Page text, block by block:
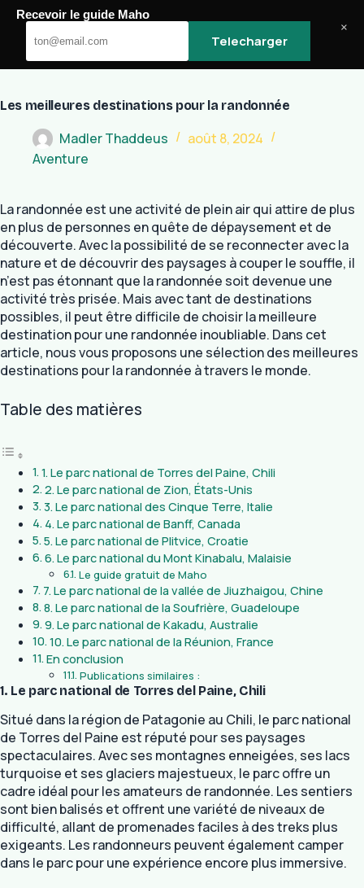
Passer
contenu
Maho
Les meilleures destinations pour la randonnée
Madler Thaddeus
août 8, 2024
Aventure
La randonnée est une activité de plein air qui attire de plus
en plus de personnes en quête de dépaysement et de
découverte. Avec la possibilité de se reconnecter avec la
nature et de découvrir des paysages à couper le souffle, il
n’est pas étonnant que la randonnée soit devenue une
activité très prisée. Mais avec tant de destinations
possibles, il peut être difficile de choisir la meilleure
destination pour une randonnée inoubliable. Dans cet
article, nous vous proposons une sélection des meilleures
destinations pour la randonnée à travers le monde.
Table des matières
1. Le parc national de Torres del Paine, Chili
2. Le parc national de Zion, États-Unis
3. Le parc national des Cinque Terre, Italie
4. Le parc national de Banff, Canada
5. Le parc national de Plitvice, Croatie
6. Le parc national du Mont Kinabalu, Malaisie
Le guide gratuit de Maho
7. Le parc national de la vallée de Jiuzhaigou, Chine
8. Le parc national de la Soufrière, Guadeloupe
9. Le parc national de Kakadu, Australie
10. Le parc national de la Réunion, France
En conclusion
Publications similaires :
1. Le parc national de Torres del Paine, Chili
Situé dans la région de Patagonie au Chili, le parc national
de Torres del Paine est réputé pour ses paysages
spectaculaires. Avec ses montagnes enneigées, ses lacs
turquoise et ses glaciers majestueux, le parc offre un
cadre idéal pour les amateurs de randonnée. Les sentiers
sont bien balisés et offrent une variété de niveaux de
difficulté, allant de promenades faciles à des treks plus
exigeants. Les randonneurs peuvent également camper
dans le parc pour une expérience encore plus immersive.
Recevoir le guide Maho
Telecharger
×